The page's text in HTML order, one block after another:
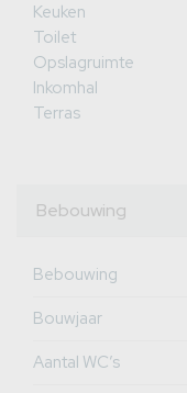
Keuken
Toilet
Opslagruimte
Inkomhal
Terras
Bebouwing
Bebouwing
Bouwjaar
Aantal WC’s